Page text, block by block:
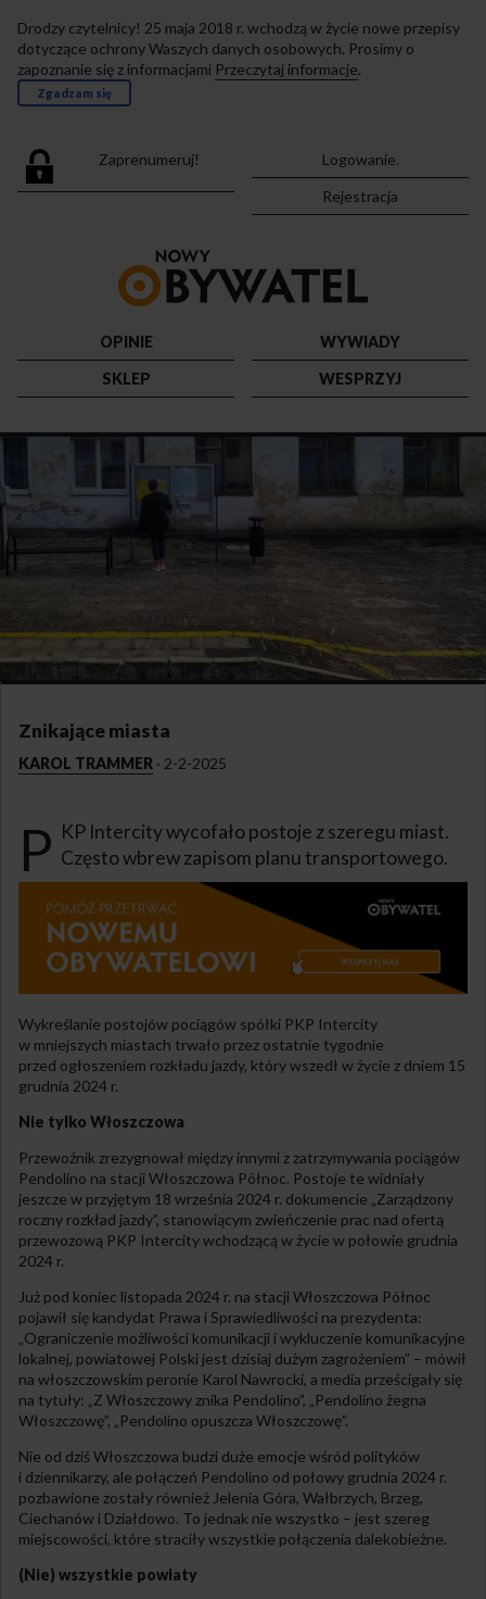
Drodzy czytelnicy! 25 maja 2018 r. wchodzą w życie nowe przepisy
dotyczące ochrony Waszych danych osobowych. Prosimy o
zapoznanie się z informacjami Przeczytaj informacje.
Zgadzam się
Zaprenumeruj!
Logowanie.
Rejestracja
strony
OPINIE
WYWIADY
SKLEP
WESPRZYJ
Znikające miasta
KAROL TRAMMER · 2-2-2025
P KP Intercity wycofało postoje z szeregu miast.
Często wbrew zapisom planu transportowego.
Wykreślanie postojów pociągów spółki PKP Intercity
w mniejszych miastach trwało przez ostatnie tygodnie
przed ogłoszeniem rozkładu jazdy, który wszedł w życie z dniem 15
grudnia 2024 r.
Nie tylko Włoszczowa
Przewoźnik zrezygnował między innymi z zatrzymywania pociągów
Pendolino na stacji Włoszczowa Północ. Postoje te widniały
jeszcze w przyjętym 18 września 2024 r. dokumencie „Zarządzony
roczny rozkład jazdy”, stanowiącym zwieńczenie prac nad ofertą
przewozową PKP Intercity wchodzącą w życie w połowie grudnia
2024 r.
Już pod koniec listopada 2024 r. na stacji Włoszczowa Północ
pojawił się kandydat Prawa i Sprawiedliwości na prezydenta:
„Ograniczenie możliwości komunikacji i wykluczenie komunikacyjne
lokalnej, powiatowej Polski jest dzisiaj dużym zagrożeniem” – mówił
na włoszczowskim peronie Karol Nawrocki, a media prześcigały się
na tytuły: „Z Włoszczowy znika Pendolino”, „Pendolino żegna
Włoszczowę”, „Pendolino opuszcza Włoszczowę”.
Nie od dziś Włoszczowa budzi duże emocje wśród polityków
i dziennikarzy, ale połączeń Pendolino od połowy grudnia 2024 r.
pozbawione zostały również Jelenia Góra, Wałbrzych, Brzeg,
Ciechanów i Działdowo. To jednak nie wszystko – jest szereg
miejscowości, które straciły wszystkie połączenia dalekobieżne.
(Nie) wszystkie powiaty